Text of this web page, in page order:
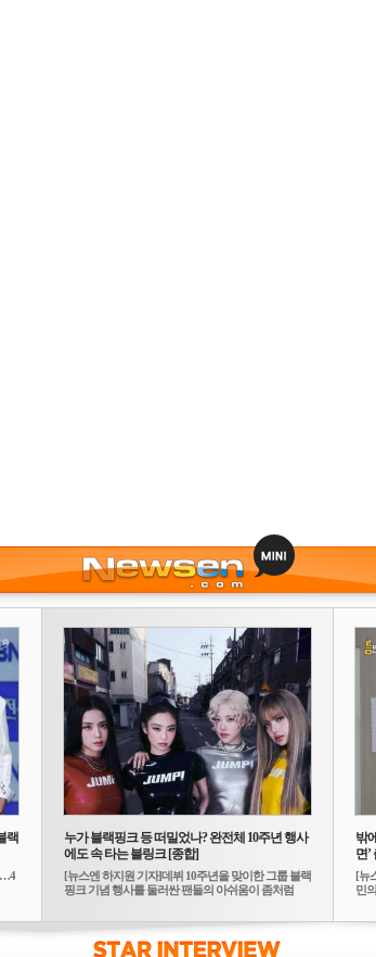
랙
…4
누가 블랙핑크 등 떠밀었나? 완전체 10주년 행사
에도 속 타는 블링크 [종합]
[뉴스엔 하지원 기자]데뷔 10주년을 맞이한 그룹 블랙
핑크 기념 행사를 둘러싼 팬들의 아쉬움이 좀처럼
밖
면
[뉴
민